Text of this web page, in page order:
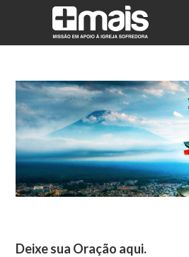
Deixe sua Oração aqui.